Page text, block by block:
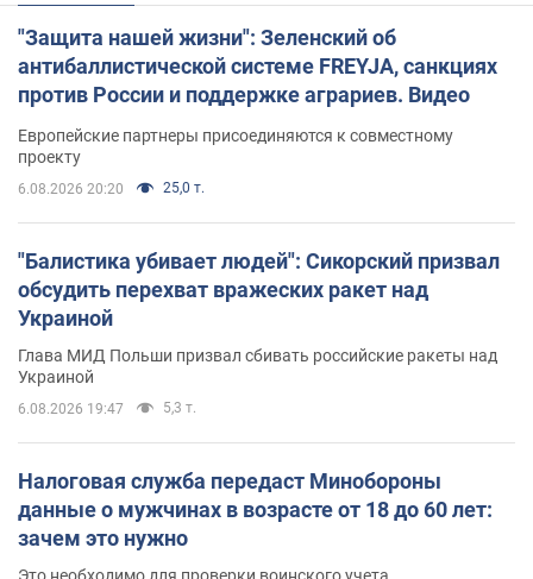
"Защита нашей жизни": Зеленский об
антибаллистической системе FREYJA, санкциях
против России и поддержке аграриев. Видео
Европейские партнеры присоединяются к совместному
проекту
6.08.2026 20:20 25,0 т.
"Балистика убивает людей": Сикорский призвал
обсудить перехват вражеских ракет над
Украиной
Глава МИД Польши призвал сбивать российские ракеты над
Украиной
6.08.2026 19:47 5,3 т.
Налоговая служба передаст Минобороны
данные о мужчинах в возрасте от 18 до 60 лет:
зачем это нужно